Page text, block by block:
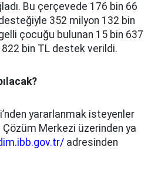
Bu çerçevede 176 bin 66
352 milyon 132 bin
çocuğu bulunan 15 bin 637
bin TL destek verildi.
yararlanmak isteyenler
Çözüm Merkezi üzerinden ya
adresinden